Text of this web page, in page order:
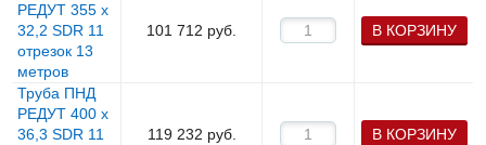
РЕДУТ 355 х
32,2 SDR 11
отрезок 13
метров
101 712 руб. В КОРЗИНУ
Труба ПНД
РЕДУТ 400 х
36,3 SDR 11
119 232 руб. В КОРЗИНУ